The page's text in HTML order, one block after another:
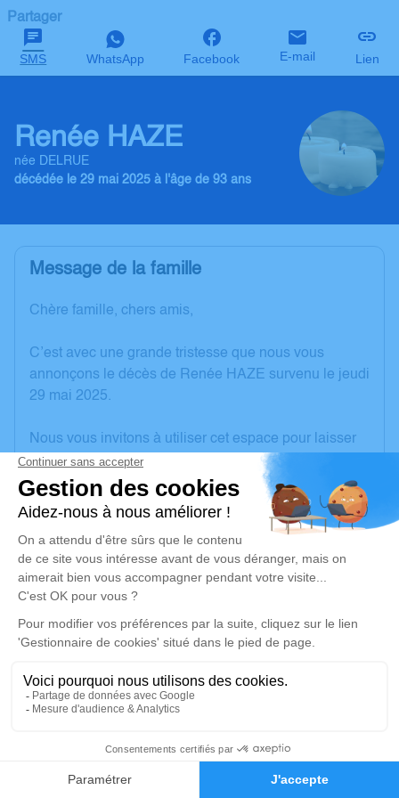
Faire-part Hommages
Partager
SMS WhatsApp Facebook E-mail Lien
Renée HAZE
née DELRUE
décédée le 29 mai 2025 à l'âge de 93 ans
Message de la famille
Chère famille, chers amis,
C’est avec une grande tristesse que nous vous
annonçons le décès de Renée HAZE survenu le jeudi
29 mai 2025.
Nous vous invitons à utiliser cet espace pour laisser
vos condoléances, partager des photos souvenirs,
une anecdote ou exprimer vos pensées à travers des
poèmes ou des textes. Cet endroit est un lieu
d'expression dédié à honorer la mémoire de Renée
HAZE.
Un service de plantation d’arbre hommage est
Cérémonie religieuse